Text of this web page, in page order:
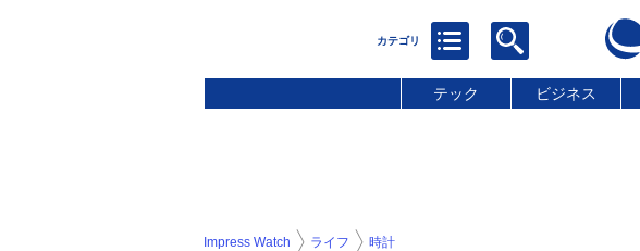
テック ビジネス
Impress Watch ライフ 時計